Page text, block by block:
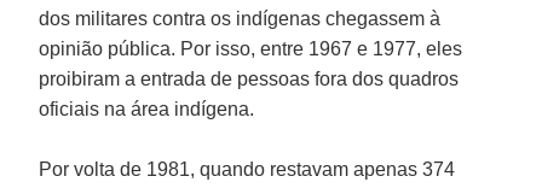
dos militares contra os indígenas chegassem à
opinião pública. Por isso, entre 1967 e 1977, eles
proibiram a entrada de pessoas fora dos quadros
oficiais na área indígena.
Por volta de 1981, quando restavam apenas 374